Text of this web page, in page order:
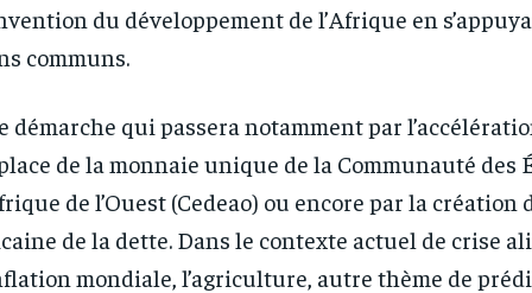
and you
1-YEAR
and you
1-YEAR
du développement de l’Afrique en
communs.
démarche qui passera notamment par
de la monnaie unique de la Communauté des
de l’Ouest (Cedeao) ou encore par la création
de la dette. Dans le contexte actuel de crise
mondiale, l’agriculture, autre thème de